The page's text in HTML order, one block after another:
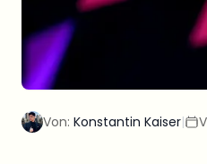
Von: Konstantin Kaiser|